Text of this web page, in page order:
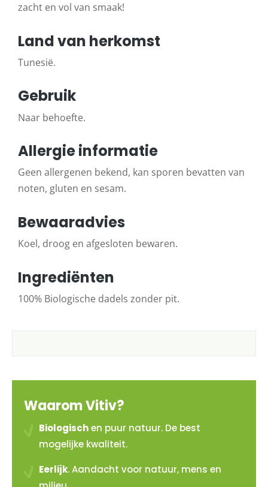
zacht en vol van smaak!
Land van herkomst
Tunesië.
Gebruik
Naar behoefte.
Allergie informatie
Geen allergenen bekend, kan sporen bevatten van
noten, gluten en sesam.
Bewaaradvies
Koel, droog en afgesloten bewaren.
Ingrediënten
100% Biologische dadels zonder pit.
Waarom Vitiv?
Biologischen puur natuur. De best
mogelijke kwaliteit.
Eerlijk. Aandacht voor natuur, mens en